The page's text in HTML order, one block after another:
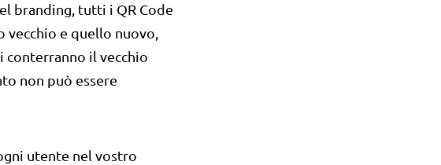
branding, tutti i QR Code
vecchio e quello nuovo,
conterranno il vecchio
non può essere
utente nel vostro